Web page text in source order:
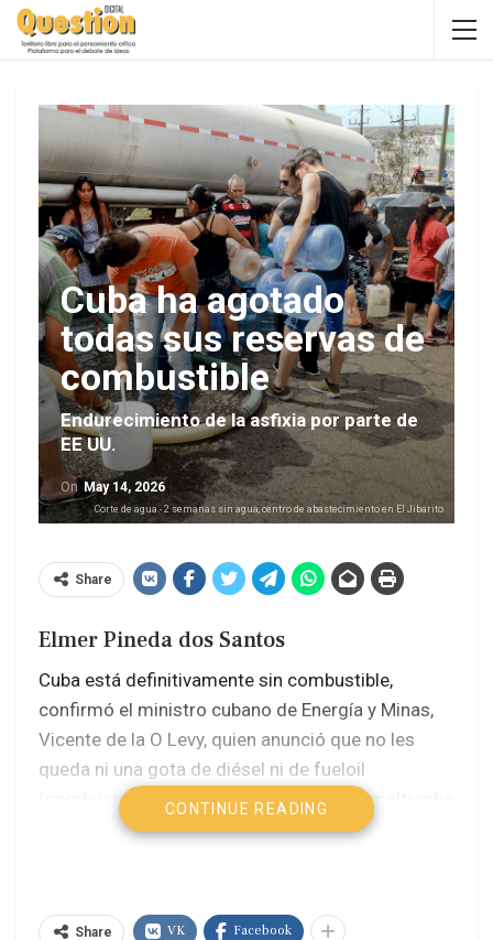
Cuba ha agotado
todas sus reservas de
combustible
Endurecimiento de la asfixia por parte de
EE UU.
On May 14, 2026
Corte de agua.- 2 semanas sin agua, centro de abastecimiento en El Jibarito
Share
Elmer Pineda dos Santos
Cuba está definitivamente sin combustible,
confirmó el ministro cubano de Energía y Minas,
Vicente de la O Levy, quien anunció que no les
queda ni una gota de diésel ni de fueloil
(combustóleo), vitales para alimentar la maltrecha
red eléctrica del país, con apagones constantes y
nada de diésel. Ya no tenemos reservas”, detalló
CONTINUE READING
Share VK Facebook